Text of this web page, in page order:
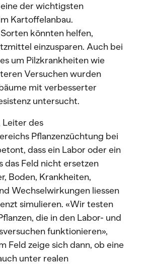
der wichtigsten
Kartoffelanbau.
könnten helfen,
einzusparen. Auch bei
um Pilzkrankheiten wie
Versuchen wurden
mit verbesserter
untersucht.
Leiter des
Pflanzenzüchtung bei
dass ein Labor oder ein
das Feld nicht ersetzen
Boden, Krankheiten,
Wechselwirkungen liessen
simulieren. «Wir testen
die in den Labor- und
funktionieren»,
Feld zeige sich dann, ob eine
unter realen